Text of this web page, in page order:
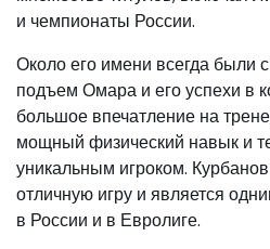
и чемпионаты России.
Около его имени всегда были
подъем Омара и его успехи в
большое впечатление на
мощный физический навык и
уникальным игроком.
отличную игру и является
в России и в Евролиге.